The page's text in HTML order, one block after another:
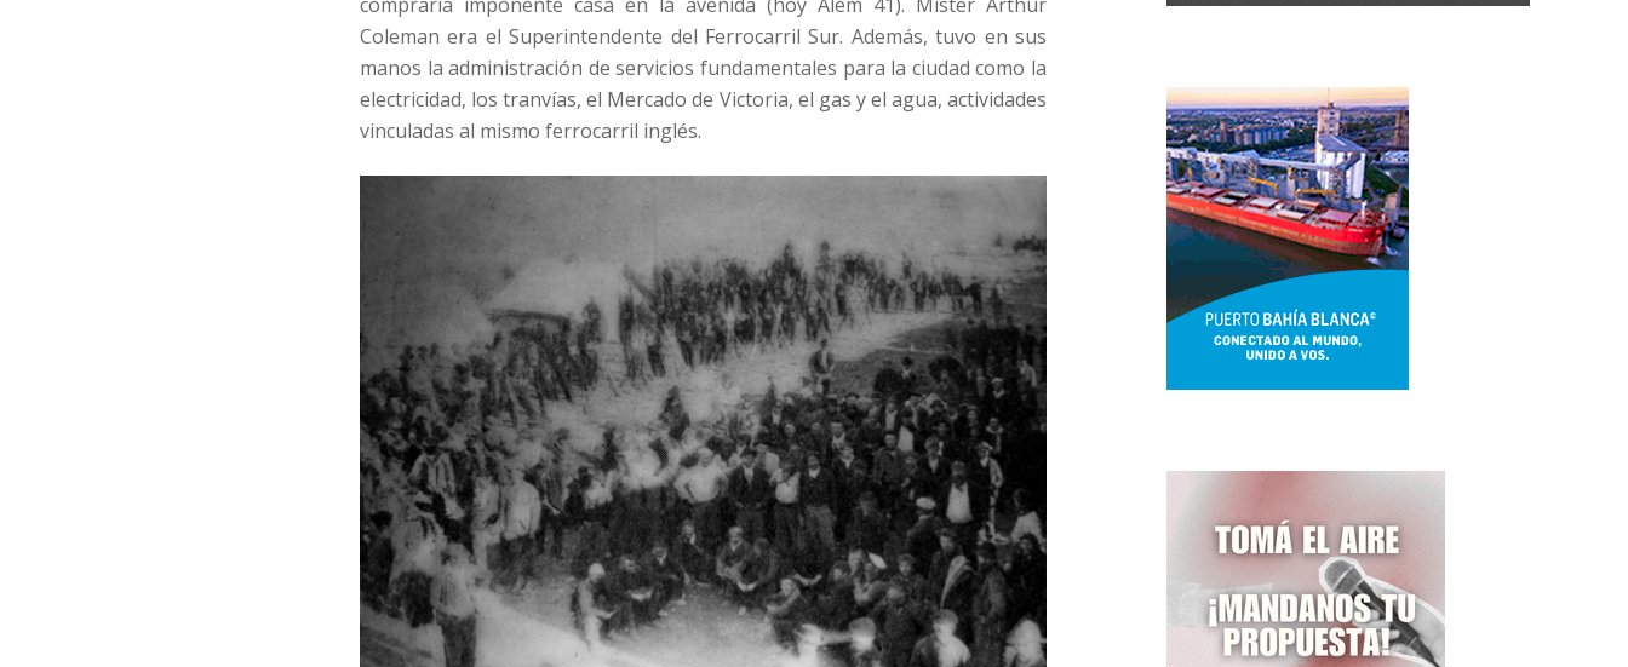
Coleman era el Superintendente del Ferrocarril Sur. Además, tuvo en sus
manos la administración de servicios fundamentales para la ciudad como la
electricidad, los tranvías, el Mercado de Victoria, el gas y el agua, actividades
vinculadas al mismo ferrocarril inglés.